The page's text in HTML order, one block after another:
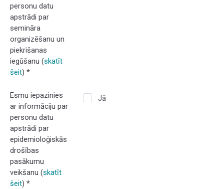
personu datu
apstrādi par
semināra
organizēšanu un
piekrišanas
iegūšanu (skatīt
šeit) *
Esmu iepazinies
ar informāciju par
personu datu
apstrādi par
epidemioloģiskās
drošības
pasākumu
veikšanu (skatīt
šeit) *
Jā